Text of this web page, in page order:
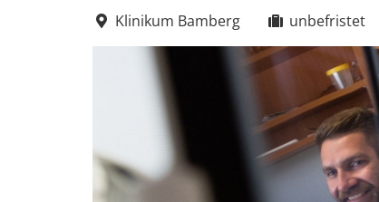
Klinikum Bamberg unbefristet